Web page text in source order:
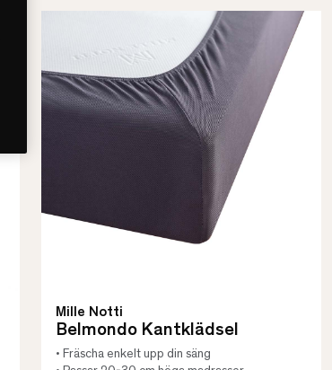
Mille Notti
Belmondo Kantklädsel
• Fräscha enkelt upp din säng